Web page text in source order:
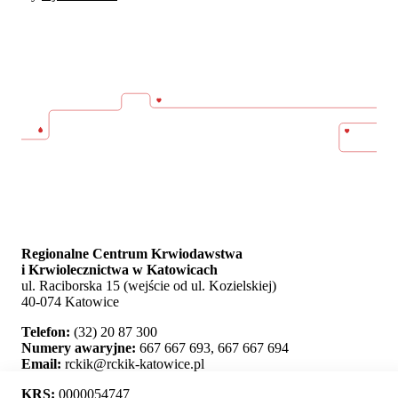
Regionalne Centrum Krwiodawstwa
i Krwiolecznictwa w Katowicach
ul. Raciborska 15 (wejście od ul. Kozielskiej)
40-074 Katowice
Telefon: (32) 20 87 300
Numery awaryjne: 667 667 693, 667 667 694
Email: rckik@rckik-katowice.pl
KRS: 0000054747